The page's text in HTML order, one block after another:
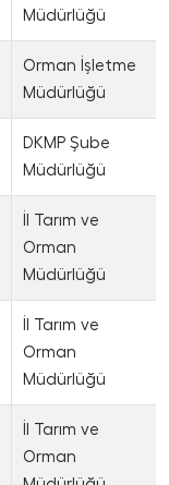
Müdürlüğü
Orman İşletme
Müdürlüğü
DKMP Şube
Müdürlüğü
İl Tarım ve
Orman
Müdürlüğü
İl Tarım ve
Orman
Müdürlüğü
İl Tarım ve
Orman